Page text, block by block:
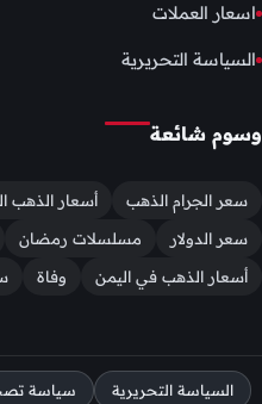
اسعار العملات
السياسة التحريرية
وسوم شائعة
سعر الجرام الذهب أسعار الذهب
سعر الدولار
مسلسلات رمضان
أسعار الذهب في اليمن
وفاة
السياسة التحريرية سياسة